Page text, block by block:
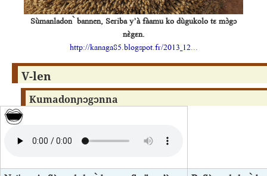
Sùmanladon ̀ bannen, Seriba y’à fàamu ko dùgukolo tɛ mɔ̀gɔ
nɛ̀gɛn.
http://kanaga85.blogspot.fr/2013_12...
V-len
Kumadonɲɔgɔnna